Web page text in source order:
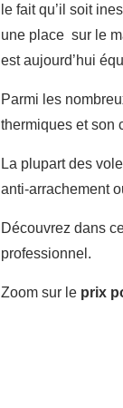
le fait qu’il soit
une place sur le
est aujourd’hui
Parmi les
thermiques et son
La plupart des
anti-arrachement
Découvrez dans
professionnel.
Zoom sur le prix